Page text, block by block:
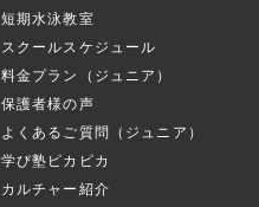
短期水泳教室
スクールスケジュール
料金プラン（ジュニア）
保護者様の声
よくあるご質問（ジュニア）
学び塾ピカピカ
カルチャー紹介